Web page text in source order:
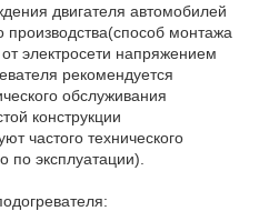
двигателя автомобилей
производства(способ монтажа
электросети напряжением
рекомендуется
обслуживания
конструкции
частого технического
по эксплуатации).